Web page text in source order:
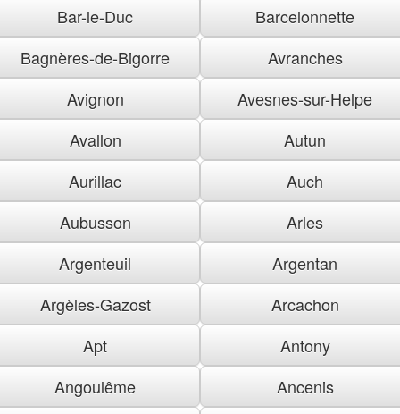
Bar-le-Duc
Barcelonnette
Bagnères-de-Bigorre
Avranches
Avignon
Avesnes-sur-Helpe
Avallon
Autun
Aurillac
Auch
Aubusson
Arles
Argenteuil
Argentan
Argèles-Gazost
Arcachon
Apt
Antony
Angoulême
Ancenis